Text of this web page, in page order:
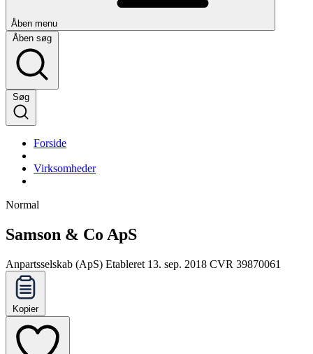
Åben menu
Åben søg
Søg
Forside
Virksomheder
Normal
Samson & Co ApS
Anpartsselskab (ApS) Etableret 13. sep. 2018 CVR 39870061
Kopier